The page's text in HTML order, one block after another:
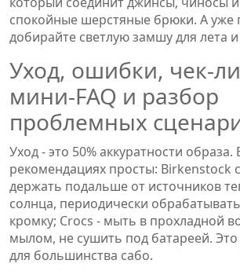
спокойные шерстяные брюки. А уже
добирайте светлую замшу для лета и
Уход, ошибки, чек-
мини-FAQ и разбор
проблемных
Уход - это 50% аккуратности
рекомендациях просты: Birkenstock
держать подальше от источников
солнца, периодически
кромку; Crocs - мыть в прохладной
мылом, не сушить под батареей.
для большинства сабо.